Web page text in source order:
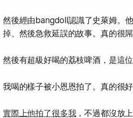
然後經由bangdoll認識了史萊姆。
掉、然後急救延誤的故事。真的很屌
然後有超級好喝的荔枝啤酒，是這
我喝的樣子被小恩恩拍了。真的很
實際上他拍了很多我，不過都沒放